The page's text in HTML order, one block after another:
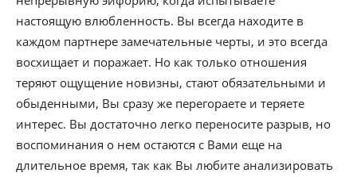
настоящую влюбленность. Вы всегда находите в
каждом партнере замечательные черты, и это всегда
восхищает и поражает. Но как только отношения
теряют ощущение новизны, стают обязательными и
обыденными, Вы сразу же перегораете и теряете
интерес. Вы достаточно легко переносите разрыв, но
воспоминания о нем остаются с Вами еще на
длительное время, так как Вы любите анализировать